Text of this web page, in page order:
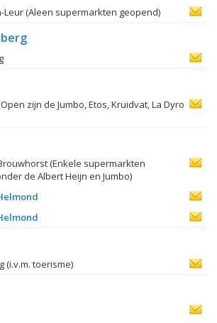
Leur (Aleen supermarkten geopend)
zijn de Jumbo, Etos, Kruidvat, La Dyro
(Enkele supermarkten
de Albert Heijn en Jumbo)
(i.v.m. toerisme)